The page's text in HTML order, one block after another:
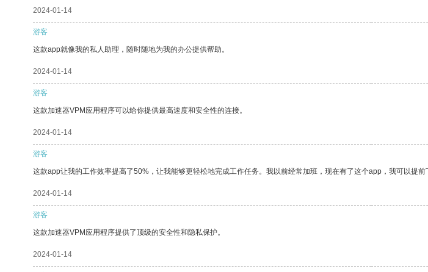
2024-01-14
游客
这款app就像我的私人助理，随时随地为我的办公提供帮助。
2024-01-14
游客
这款加速器VPM应用程序可以给你提供最高速度和安全性的连接。
2024-01-14
游客
这款app让我的工作效率提高了50%，让我能够更轻松地完成工作任务。我以前经常加班，现在有了这个app，我可以提前
2024-01-14
游客
这款加速器VPM应用程序提供了顶级的安全性和隐私保护。
2024-01-14